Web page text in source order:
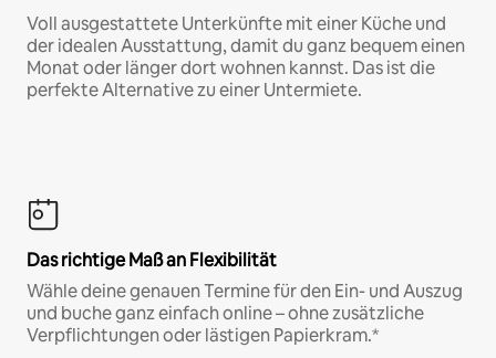
Voll ausgestattete Unterkünfte mit einer Küche und
der idealen Ausstattung, damit du ganz bequem einen
Monat oder länger dort wohnen kannst. Das ist die
perfekte Alternative zu einer Untermiete.
Das richtige Maß an Flexibilität
Wähle deine genauen Termine für den Ein- und Auszug
und buche ganz einfach online – ohne zusätzliche
Verpflichtungen oder lästigen Papierkram.*